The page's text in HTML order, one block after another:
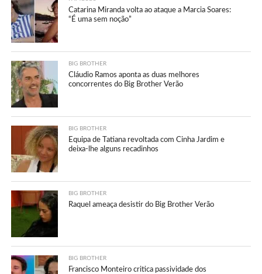
Catarina Miranda volta ao ataque a Marcia Soares:
“É uma sem noção”
BIG BROTHER
Cláudio Ramos aponta as duas melhores
concorrentes do Big Brother Verão
BIG BROTHER
Equipa de Tatiana revoltada com Cinha Jardim e
deixa-lhe alguns recadinhos
BIG BROTHER
Raquel ameaça desistir do Big Brother Verão
BIG BROTHER
Francisco Monteiro critica passividade dos